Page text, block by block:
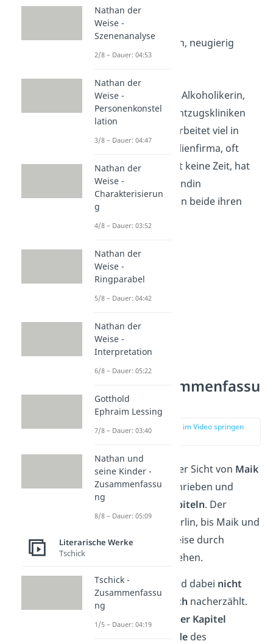
sich
redet sehr viel
aufgeschlossen, neugierig
Maiks Mutter
: Alkoholikerin,
mehrmals in Entzugskliniken
: arbeitet viel in
seiner Immobilienfirma, oft
gereizt und hat keine Zeit, hat
eine neue Freundin
vernachlässigen beide ihren
Tschick —
Kapitelzusammenfassu
ng
zur Stelle im Video springen
(01:33)
„Tschick“ ist aus der Sicht von Maik
Klingenberggeschrieben und
besteht aus
49 Kapiteln. Der
Roman spielt in Berlin, bis Maik und
Tschick auf ihre Reise durch
Ostdeutschland gehen.
Die Geschichte wird dabei nicht
ganz
chronologisch nacherzählt.
Denn dieersten
vier Kapitel
Ende des
Nathan der
Weise -
Szenenanalyse
2/8 – Dauer: 04:53
Nathan der
Weise -
Personenkonstel
lation
3/8 – Dauer: 04:47
Nathan der
Weise -
Charakterisierun
g
4/8 – Dauer: 03:52
Nathan der
Weise -
Ringparabel
5/8 – Dauer: 04:42
Nathan der
Weise -
Interpretation
6/8 – Dauer: 05:22
Gotthold
Ephraim Lessing
7/8 – Dauer: 03:40
Nathan und
seine Kinder -
Zusammenfassu
ng
8/8 – Dauer: 05:09
Literarische Werke
Tschick
Tschick -
Zusammenfassu
ng
1/5 – Dauer: 04:19